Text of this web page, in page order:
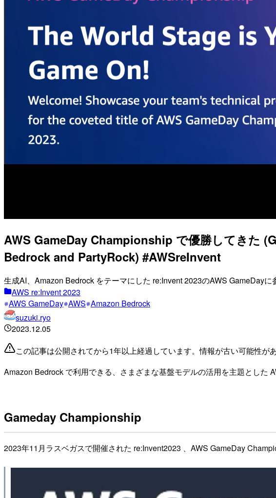
AWS GameDay Championship で優勝してきた
Bedrock and PartyRock) #AWSreInvent
生成AI、Amazon Bedrock をテーマにした re:Invent 2023のAWS GameDayに
AWS re:Invent 2023
AWS GameDay AWS Amazon Bedrock
suzuki.ryo
2023.12.05
この記事は公開されてから1年以上経過しています。情報が古い可能性が
Amazon Bedrock で利用できる、さまざまな基盤モデルの活用を主題とした
Gameday Championship
2023年11月ラスベガスで開催された re:Invent2023 、AWS GameDay